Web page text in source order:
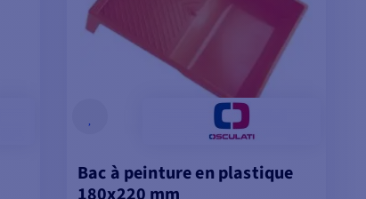
Bac à peinture en plastique